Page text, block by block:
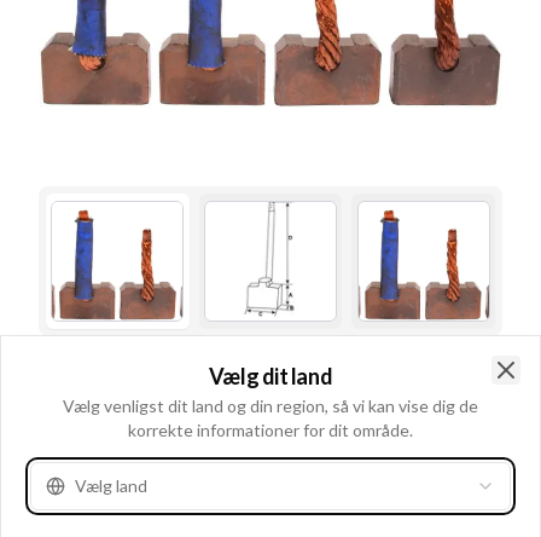
Detaljer & beskrivelse
Volt 12, Leder Med, Fjeder Uden, Kullederlængde 30.00,
Kabelsko Uden, Antal kul 4, Lederlængde 41.50, Lodde
Vælg dit land
Vælg venligst dit land og din region, så vi kan vise dig de
korrekte informationer for dit område.
Vælg land